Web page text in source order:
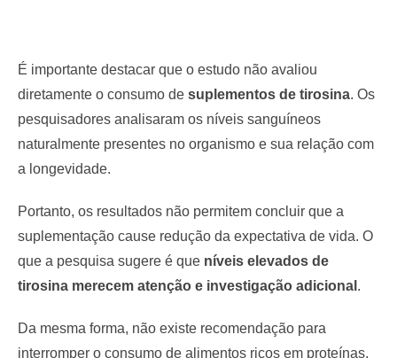
É importante destacar que o estudo não avaliou
diretamente o consumo de suplementos de tirosina. Os
pesquisadores analisaram os níveis sanguíneos
naturalmente presentes no organismo e sua relação com
a longevidade.
Portanto, os resultados não permitem concluir que a
suplementação cause redução da expectativa de vida. O
que a pesquisa sugere é que níveis elevados de
tirosina merecem atenção e investigação adicional .
Da mesma forma, não existe recomendação para
interromper o consumo de alimentos ricos em proteínas,